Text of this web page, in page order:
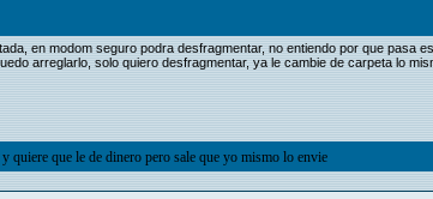
en modom seguro podra desfragmentar, no entiendo por que pasa
arreglarlo, solo quiero desfragmentar, ya le cambie de carpeta lo
quiere que le de dinero pero sale que yo mismo lo envie